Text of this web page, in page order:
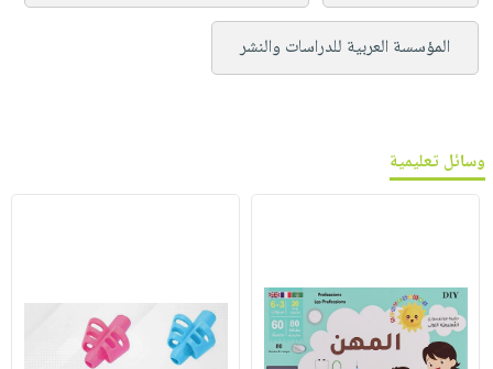
المؤسسة العربية للدراسات والنشر
وسائل تعليمية